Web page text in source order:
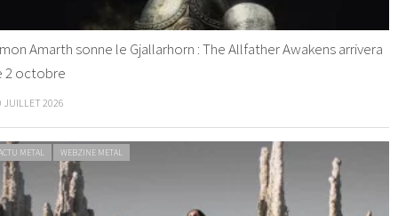
Amarth sonne le Gjallarhorn : The Allfather Awakens arrivera
2 octobre
JUILLET 2026
METAL WEBZINE METAL